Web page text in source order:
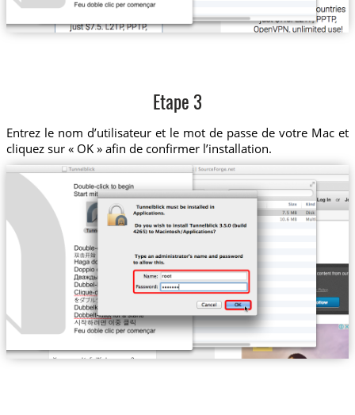
Etape 3
Entrez le nom d’utilisateur et le mot de passe de votre Mac et
cliquez sur « OK » afin de confirmer l’installation.